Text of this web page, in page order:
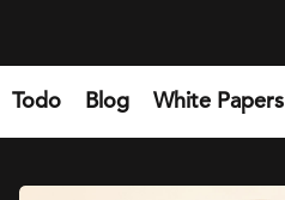
Todo Blog White Papers